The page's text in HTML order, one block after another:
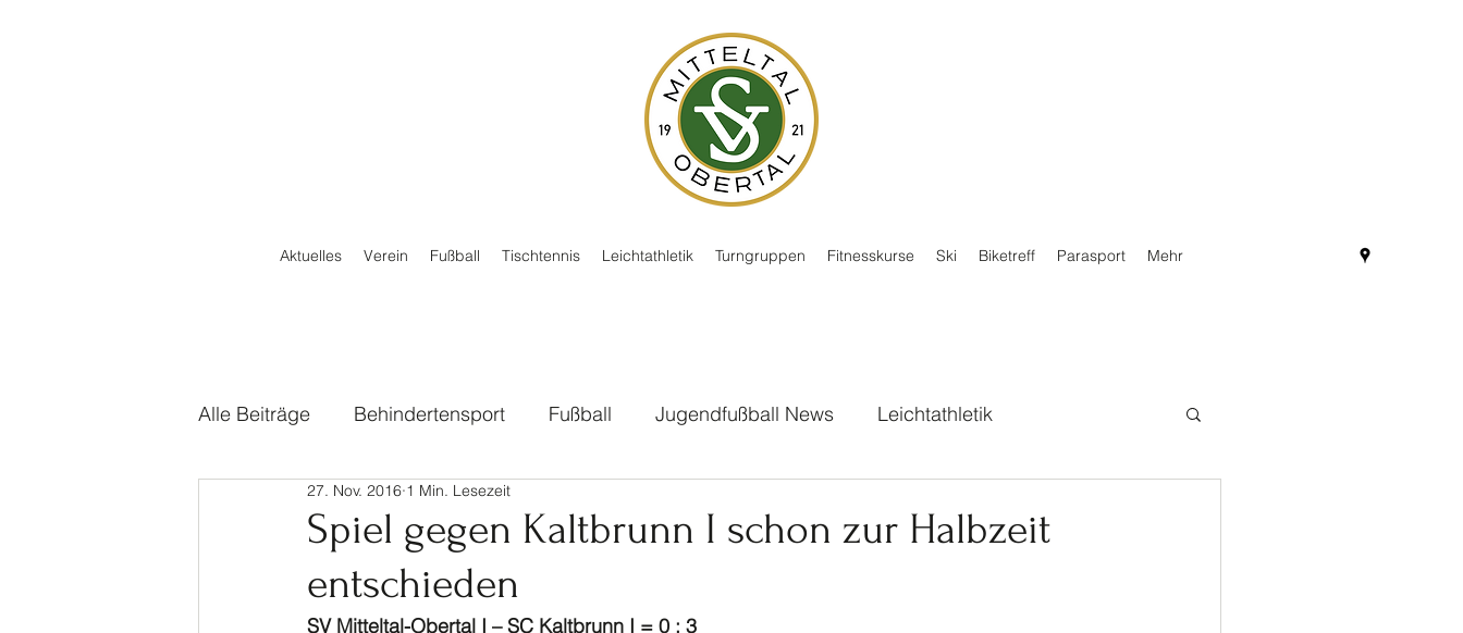
Aktuelles Verein Fußball Tischtennis Leichtathletik Turngruppen Fitnesskurse Ski Biketreff Parasport Mehr
Alle Beiträge Behindertensport Fußball Jugendfußball News Leichtathletik
Sinalco Cup 2020 Tischtennis
Allgemein Parasport Kinderturnen
Spiel gegen Kaltbrunn I schon zur Halbzeit
entschieden
27. Nov. 2016 1 Min. Lesezeit
SV Mitteltal-Obertal I – SC Kaltbrunn I = 0 : 3